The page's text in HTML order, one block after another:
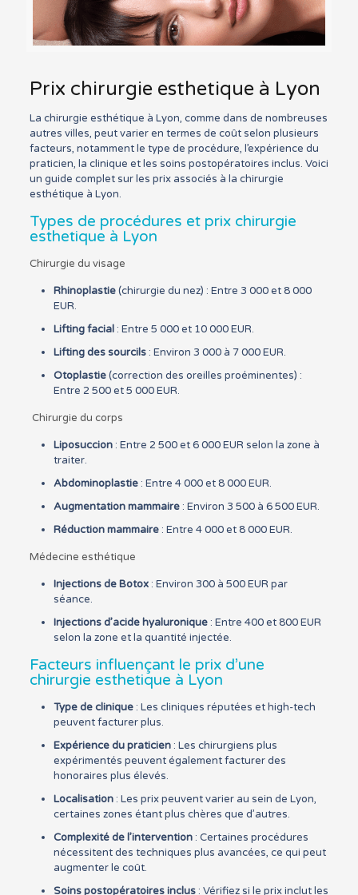
Prix chirurgie esthetique à Lyon
La chirurgie esthétique à Lyon, comme dans de nombreuses
autres villes, peut varier en termes de coût selon plusieurs
facteurs, notamment le type de procédure, l’expérience du
praticien, la clinique et les soins postopératoires inclus. Voici
un guide complet sur les prix associés à la chirurgie
esthétique à Lyon.
Types de procédures et prix chirurgie
esthetique à Lyon
Chirurgie du visage
Rhinoplastie(chirurgie du nez) : Entre 3 000 et 8 000
EUR.
Lifting facial: Entre 5 000 et 10 000 EUR.
Lifting des sourcils: Environ 3 000 à 7 000 EUR.
Otoplastie(correction des oreilles proéminentes) :
Entre 2 500 et 5 000 EUR.
Chirurgie du corps
Liposuccion: Entre 2 500 et 6 000 EUR selon la zone à
traiter.
Abdominoplastie: Entre 4 000 et 8 000 EUR.
Augmentation mammaire: Environ 3 500 à 6 500 EUR.
Réduction mammaire: Entre 4 000 et 8 000 EUR.
Médecine esthétique
Injections de Botox: Environ 300 à 500 EUR par
séance.
Injections d’acide hyaluronique: Entre 400 et 800 EUR
selon la zone et la quantité injectée.
Facteurs influençant le prix d’une
chirurgie esthetique à Lyon
Type de clinique: Les cliniques réputées et high-tech
peuvent facturer plus.
Expérience du praticien: Les chirurgiens plus
expérimentés peuvent également facturer des
honoraires plus élevés.
Localisation: Les prix peuvent varier au sein de Lyon,
certaines zones étant plus chères que d’autres.
Complexité de l’intervention: Certaines procédures
nécessitent des techniques plus avancées, ce qui peut
augmenter le coût.
Soins postopératoires inclus: Vérifiez si le prix inclut les